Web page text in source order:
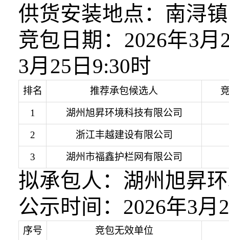
供货安装地点： 南浔
竞包日期： 2026年
3月25日9:30时
排名 推荐承包候选人
1 湖州旭昇环境科技有限公司
2 浙江丰越建设有限公司
3 湖州市福鑫护栏网有限公司
拟承包人： 湖州旭昇
公示时间： 2026年3月2
序号
竞包无效单位